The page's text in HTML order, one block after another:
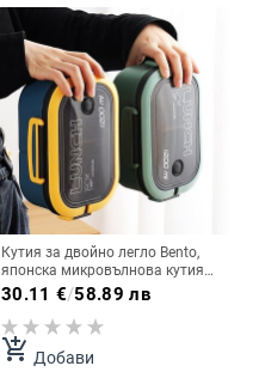
Кутия за двойно легло Bento,
японска микровълнова кутия
за обяд, кутия за обяд с
отделение за намаляване на
мазнините в офиса
30.11 €/58.89 лв
add_shopping_cart Добави